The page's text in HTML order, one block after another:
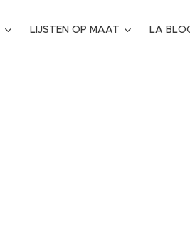
LIJSTEN OP MAAT LA